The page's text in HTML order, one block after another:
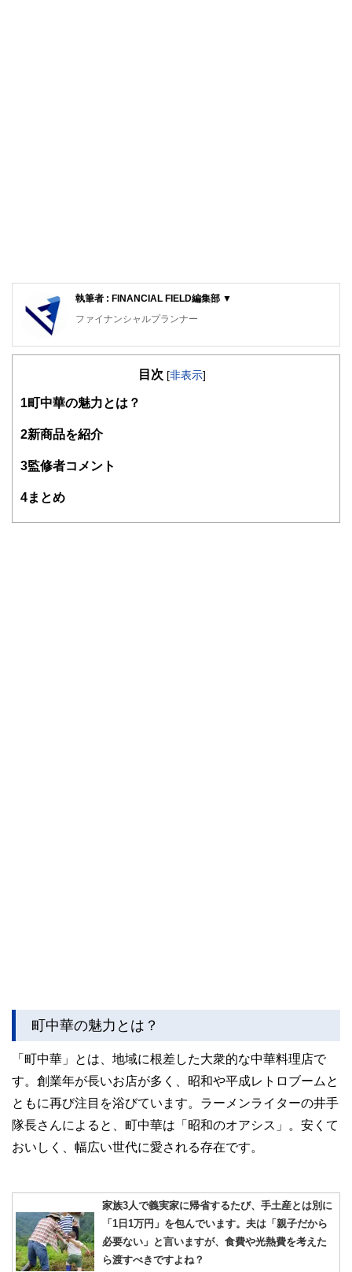
執筆者 : FINANCIAL FIELD編集部 ▼
ファイナンシャルプランナー
FinancialField編集部は、金融、経済に関する記事を、日々
知識がない方でも理解できるようわかりやすく発信していま
得者を中心に「お金や暮らし」に関する書籍・雑誌の編集経
験者で構成され、企画立案から記事掲載まですべての工程に
目次 [非表示]
1 町中華の魅力とは？
2新商品を紹介
3監修者コメント
4まとめ
町中華の魅力とは？
「町中華」とは、地域に根差した大衆的な中華料理店で
す。創業年が長いお店が多く、昭和や平成レトロブームと
ともに再び注目を浴びています。ラーメンライターの井手
隊長さんによると、町中華は「昭和のオアシス」。安くて
おいしく、幅広い世代に愛される存在です。
家族3人で義実家に帰省するたび、手土産とは別に
「1日1万円」を包んでいます。夫は「親子だから
必要ない」と言いますが、食費や光熱費を考えた
ら渡すべきですよね？